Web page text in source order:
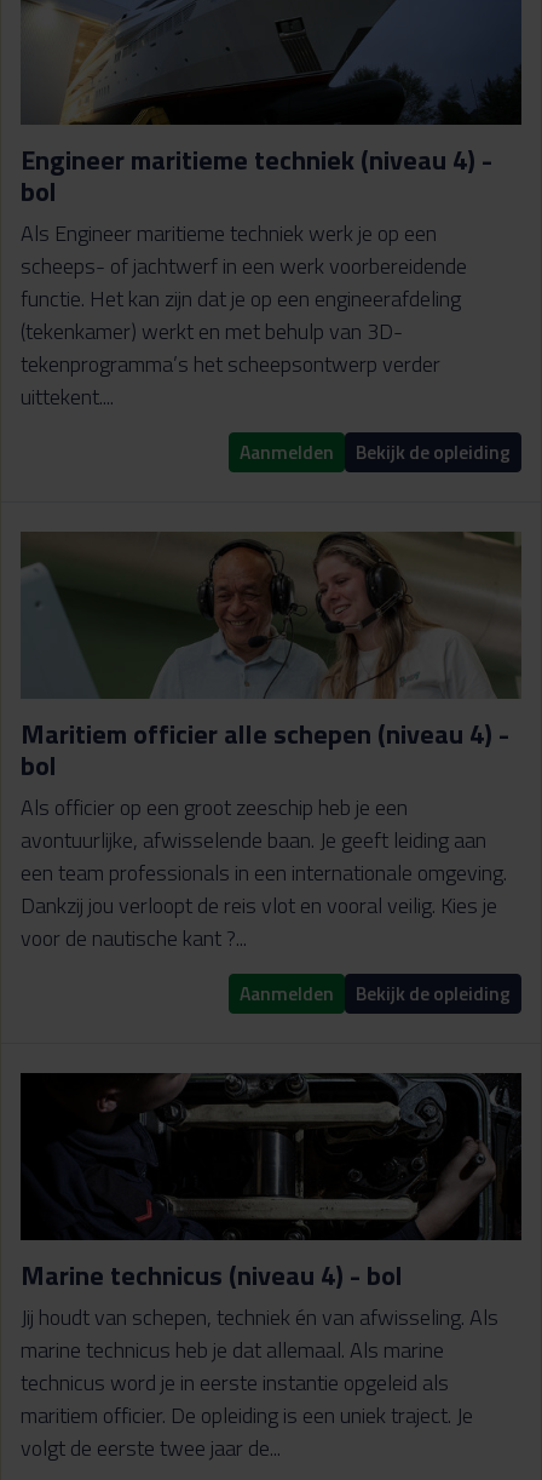
Engineer maritieme techniek (niveau 4) -
bol
Als Engineer maritieme techniek werk je op een
scheeps- of jachtwerf in een werk voorbereidende
functie. Het kan zijn dat je op een engineerafdeling
(tekenkamer) werkt en met behulp van 3D-
tekenprogramma’s het scheepsontwerp verder
uittekent....
Aanmelden Bekijk de opleiding
Maritiem officier alle schepen (niveau 4) -
bol
Als officier op een groot zeeschip heb je een
avontuurlijke, afwisselende baan. Je geeft leiding aan
een team professionals in een internationale omgeving.
Dankzij jou verloopt de reis vlot en vooral veilig. Kies je
voor de nautische kant ?...
Aanmelden Bekijk de opleiding
Marine technicus (niveau 4) - bol
Jij houdt van schepen, techniek én van afwisseling. Als
marine technicus heb je dat allemaal. Als marine
technicus word je in eerste instantie opgeleid als
maritiem officier. De opleiding is een uniek traject. Je
volgt de eerste twee jaar de...